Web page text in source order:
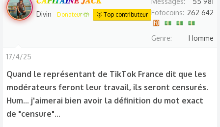
r
é
t
o
n
s
:
Divin Donateur 🤲 🥇 Top contributeur Fofocoins
262 642
Genre Homme
17/4/25
Quand le représentant de TikTok France dit que les
modérateurs feront leur travail, ils seront censurés.
Hum... j'aimerai bien avoir la définition du mot exact
de "censure"...